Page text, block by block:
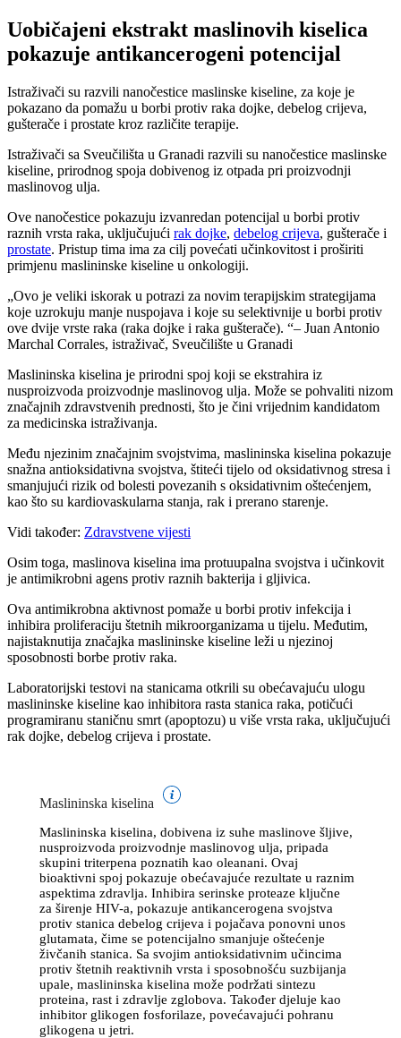
Uobičajeni ekstrakt maslinovih kiselica
pokazuje antikancerogeni potencijal
Istraživači su razvili nanočestice maslinske kiseline, za koje je
pokazano da pomažu u borbi protiv raka dojke, debelog crijeva,
gušterače i prostate kroz različite terapije.
Istraživači sa Sveučilišta u Granadi razvili su nanočestice maslinske
kiseline, prirodnog spoja dobivenog iz otpada pri proizvodnji
maslinovog ulja.
Ove nanočestice pokazuju izvanredan potencijal u borbi protiv
raznih vrsta raka, uključujući rak dojke, debelog crijeva, gušterače i
prostate. Pristup tima ima za cilj povećati učinkovitost i proširiti
primjenu maslininske kiseline u onkologiji.
Ovo je veliki iskorak u potrazi za novim terapijskim strategijama
koje uzrokuju manje nuspojava i koje su selektivnije u borbi protiv
ove dvije vrste raka (raka dojke i raka gušterače).
– Juan Antonio
Marchal Corrales, istraživač, Sveučilište u Granadi
Maslininska kiselina je prirodni spoj koji se ekstrahira iz
nusproizvoda proizvodnje maslinovog ulja. Može se pohvaliti nizom
značajnih zdravstvenih prednosti, što je čini vrijednim kandidatom
za medicinska istraživanja.
Među njezinim značajnim svojstvima, maslininska kiselina pokazuje
snažna antioksidativna svojstva, štiteći tijelo od oksidativnog stresa i
smanjujući rizik od bolesti povezanih s oksidativnim oštećenjem,
kao što su kardiovaskularna stanja, rak i prerano starenje.
Vidi također: Zdravstvene vijesti
Osim toga, maslinova kiselina ima protuupalna svojstva i učinkovit
je antimikrobni agens protiv raznih bakterija i gljivica.
Ova antimikrobna aktivnost pomaže u borbi protiv infekcija i
inhibira proliferaciju štetnih mikroorganizama u tijelu. Međutim,
najistaknutija značajka maslininske kiseline leži u njezinoj
sposobnosti borbe protiv raka.
Laboratorijski testovi na stanicama otkrili su obećavajuću ulogu
maslininske kiseline kao inhibitora rasta stanica raka, potičući
programiranu staničnu smrt (apoptozu) u više vrsta raka, uključujući
rak dojke, debelog crijeva i prostate.
Maslininska kiselina
Maslininska kiselina, dobivena iz suhe maslinove šljive,
nusproizvoda proizvodnje maslinovog ulja, pripada
skupini triterpena poznatih kao oleanani. Ovaj
bioaktivni spoj pokazuje obećavajuće rezultate u raznim
aspektima zdravlja. Inhibira serinske proteaze ključne
za širenje HIV-a, pokazuje antikancerogena svojstva
protiv stanica debelog crijeva i pojačava ponovni unos
glutamata, čime se potencijalno smanjuje oštećenje
živčanih stanica. Sa svojim antioksidativnim učincima
protiv štetnih reaktivnih vrsta i sposobnošću suzbijanja
upale, maslininska kiselina može podržati sintezu
proteina, rast i zdravlje zglobova. Također djeluje kao
inhibitor glikogen fosforilaze, povećavajući pohranu
glikogena u jetri.